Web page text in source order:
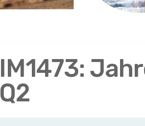
IM1473:
Q2